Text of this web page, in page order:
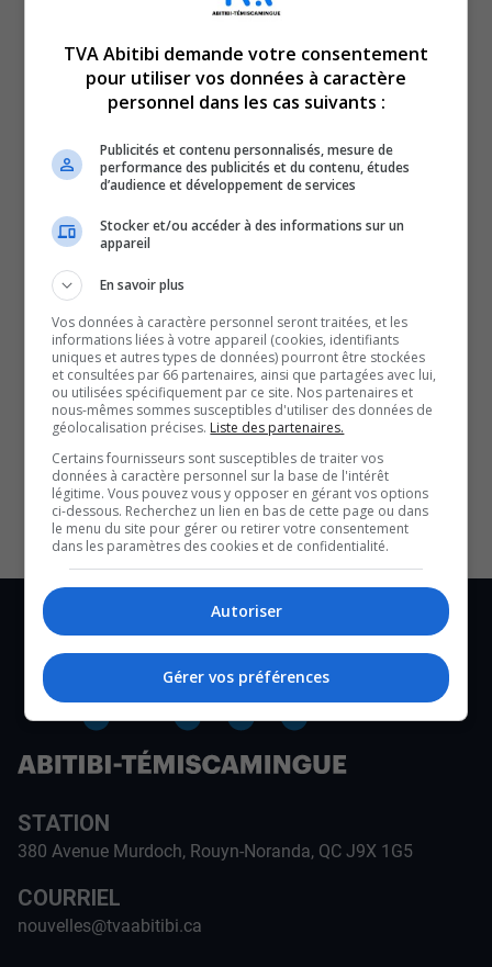
Voici l’actualité de l’Abitibi-Témiscamingue.
Le TVA 12 h 13 et le TVA 17 h 58 sont des rendez-vous
incontournables pour connaître tout de l’actualité
régionale. Avec un bulletin de 12 minutes sur l’heure du
pour faire un tour d’horizon complet de ce qui a marqué
QUESTION DU JOUR
Commentaires
SOUTENIR NOS MÉDIAS, C’EST PROTÉGER NOTRE
CULTURE ET NOTRE ÉCONOMIE
STATION
380 Avenue Murdoch, Rouyn-Noranda, QC J9X 1G5
COURRIEL
nouvelles@tvaabitibi.ca
TVA Abitibi demande votre consentement
pour utiliser vos données à caractère
personnel dans les cas suivants :
Publicités et contenu personnalisés, mesure de
performance des publicités et du contenu, études
d’audience et développement de services
Stocker et/ou accéder à des informations sur un
appareil
En savoir plus
Vos données à caractère personnel seront traitées, et les
informations liées à votre appareil (cookies, identifiants
uniques et autres types de données) pourront être stockées
et consultées par 66 partenaires, ainsi que partagées avec lui,
ou utilisées spécifiquement par ce site. Nos partenaires et
nous-mêmes sommes susceptibles d'utiliser des données de
géolocalisation précises. Liste des partenaires.
Certains fournisseurs sont susceptibles de traiter vos
données à caractère personnel sur la base de l'intérêt
légitime. Vous pouvez vous y opposer en gérant vos options
ci-dessous. Recherchez un lien en bas de cette page ou dans
le menu du site pour gérer ou retirer votre consentement
dans les paramètres des cookies et de confidentialité.
Autoriser
Gérer vos préférences